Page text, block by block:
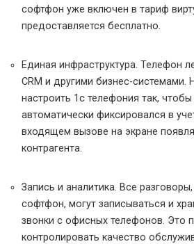
софтфон уже включен в тариф
предоставляется бесплатно.
Единая инфраструктура. Телефон
CRM и другими бизнес-
настроить 1с телефония так,
автоматически фиксировался в
входящем вызове на экране
контрагента.
Запись и аналитика. Все
софтфон, могут записываться и
звонки с офисных телефонов. Это
контролировать качество